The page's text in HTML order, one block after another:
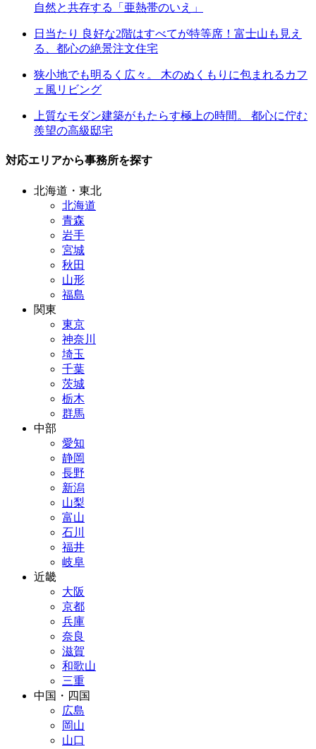
自然と共存する「亜熱帯のいえ」
日当たり 良好な2階はすべてが特等席！富士山も見え
る、都心の絶景注文住宅
狭小地でも明るく広々。 木のぬくもりに包まれるカフ
ェ風リビング
上質なモダン建築がもたらす極上の時間。 都心に佇む
羨望の高級邸宅
対応エリアから事務所を探す
北海道・東北
北海道
青森
岩手
宮城
秋田
山形
福島
関東
東京
神奈川
埼玉
千葉
茨城
栃木
群馬
中部
愛知
静岡
長野
新潟
山梨
富山
石川
福井
岐阜
近畿
大阪
京都
兵庫
奈良
滋賀
和歌山
三重
中国・四国
広島
岡山
山口